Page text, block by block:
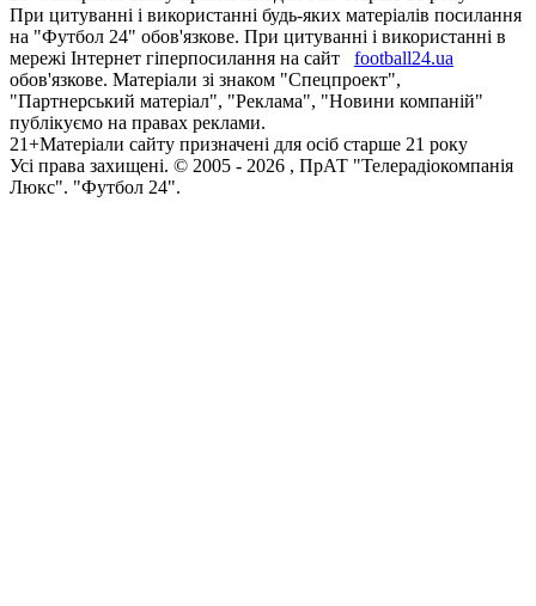
При цитуванні і використанні будь-яких матеріалів посилання
на "Футбол 24" обов'язкове. При цитуванні і використанні в
мережі Інтернет гіперпосилання на сайт
football24.ua
обов'язкове. Матеріали зі знаком "Спецпроект",
"Партнерський матеріал", "Реклама", "Новини компаній"
публікуємо на правах реклами.
21+Матеріали сайту призначені для осіб старше 21 року
Усi права захищенi. © 2005 - 2026 , ПрАТ "Телерадіокомпанія
Люкс". "Футбол 24".